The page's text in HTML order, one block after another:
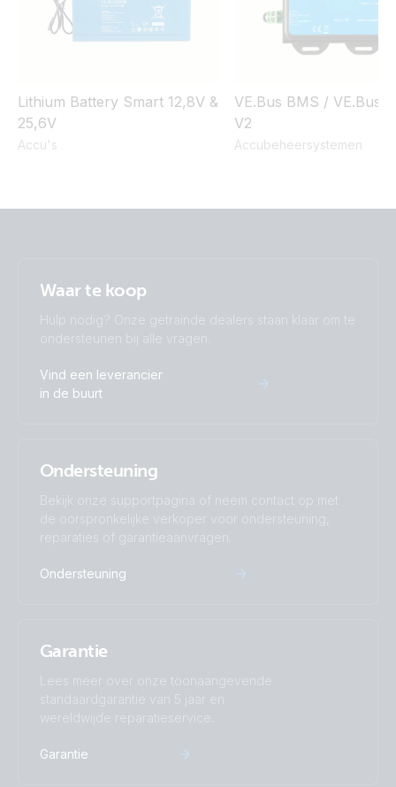
Lithium Battery Smart 12,8V &
25,6V
Accu's
VE.Bus BMS / VE.Bus
V2
Accubeheersystemen
Waar te koop
Hulp nodig? Onze getrainde dealers staan klaar om te
ondersteunen bij alle vragen.
Vind een leverancier
in de buurt
Ondersteuning
Bekijk onze supportpagina of neem contact op met
de oorspronkelijke verkoper voor ondersteuning,
reparaties of garantieaanvragen.
Ondersteuning
Garantie
Lees meer over onze toonaangevende
standaardgarantie van 5 jaar en
wereldwijde reparatieservice.
Garantie